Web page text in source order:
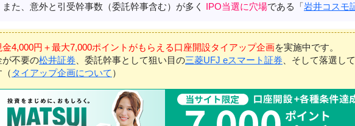
また、意外と引受幹事数（委託幹事含む）が多く IPO当選に穴場である「岩井コスモ
金4,000円＋最大7,000ポイントがもらえる口座開設タイアップ企画を実施中です。
が不要の松井証券 、委託幹事として狙い目の三菱UFJ eスマート証券 、そして落選し
タイアップ企画について ）